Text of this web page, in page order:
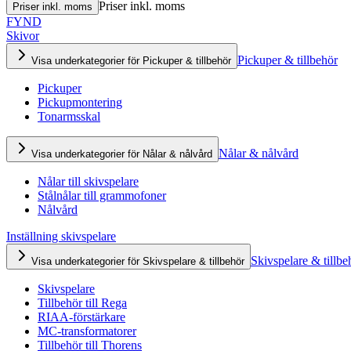
Priser inkl. moms Priser inkl. moms
FYND
Skivor
Visa underkategorier för Pickuper & tillbehör Pickuper & tillbehör
Pickuper
Pickupmontering
Tonarmsskal
Visa underkategorier för Nålar & nålvård Nålar & nålvård
Nålar till skivspelare
Stålnålar till grammofoner
Nålvård
Inställning skivspelare
Visa underkategorier för Skivspelare & tillbehör Skivspelare &
Skivspelare
Tillbehör till Rega
RIAA-förstärkare
MC-transformatorer
Tillbehör till Thorens